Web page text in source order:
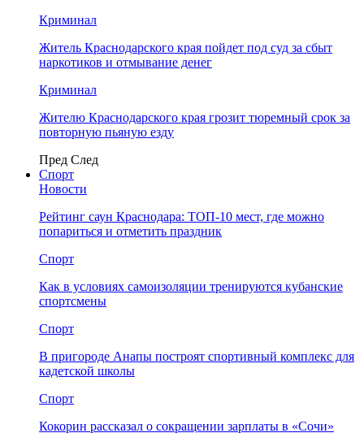
Криминал
Житель Краснодарского края пойдет под суд за сбыт
наркотиков и отмывание денег
Криминал
Жителю Краснодарского края грозит тюремный срок за
повторную пьяную езду
Пред След
Спорт
Новости
Рейтинг саун Краснодара: ТОП-10 мест, где можно
попариться и отметить праздник
Спорт
Как в условиях самоизоляции тренируются кубанские
спортсмены
Спорт
В пригороде Анапы построят спортивный комплекс для
кадетской школы
Спорт
Кокорин рассказал о сокращении зарплаты в «Сочи»